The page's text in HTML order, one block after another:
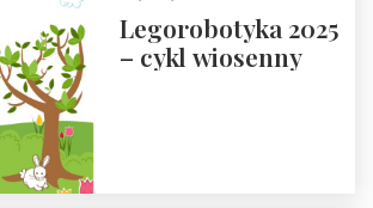
Legorobotyka 2025
– cykl wiosenny